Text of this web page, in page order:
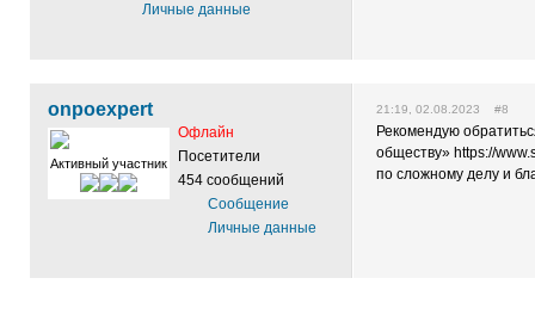
Личные данные
onpoexpert
Активный участник
Офлайн
Посетители
454 сообщений
Сообщение
Личные данные
21:19, 02.08.2023 #8
Рекомендую
обществу» https://
по сложному делу и